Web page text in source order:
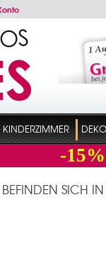
-15%
BEFINDEN SICH